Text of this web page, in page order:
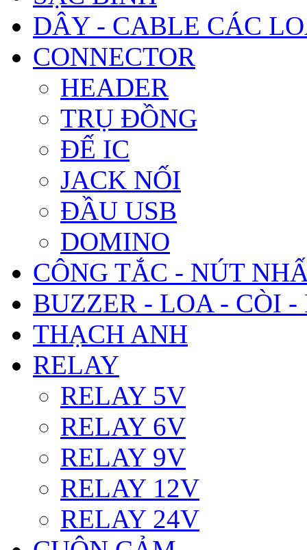
DÂY - CABLE CÁC
CONNECTOR
HEADER
TRỤ ĐỒNG
ĐẾ IC
JACK NỐI
ĐẦU USB
DOMINO
CÔNG TẮC - NÚT
BUZZER - LOA - CÒI -
THẠCH ANH
RELAY
RELAY 5V
RELAY 6V
RELAY 9V
RELAY 12V
RELAY 24V